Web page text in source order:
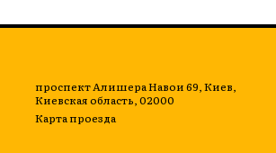
проспект Алишера Навои 69, Киев,
Киевская область, 02000
Карта проезда